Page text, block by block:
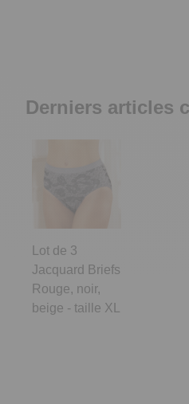
Derniers articles
Lot de 3
Jacquard Briefs
Rouge, noir,
beige - taille XL